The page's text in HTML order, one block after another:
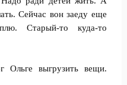
Сейчас вон заеду еще
Старый-то куда-то
Ольге выгрузить вещи.